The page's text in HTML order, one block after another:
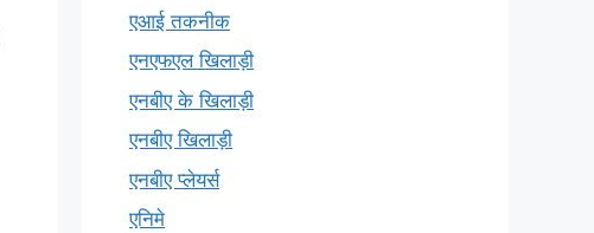
एआई तकनीक
एनएफएल खिलाड़ी
एनबीए के खिलाड़ी
एनबीए खिलाड़ी
एनबीए प्लेयर्स
एनिमे